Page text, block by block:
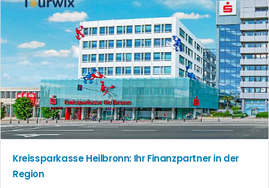
Kreissparkasse Heilbronn: Ihr Finanzpartner in der
Region